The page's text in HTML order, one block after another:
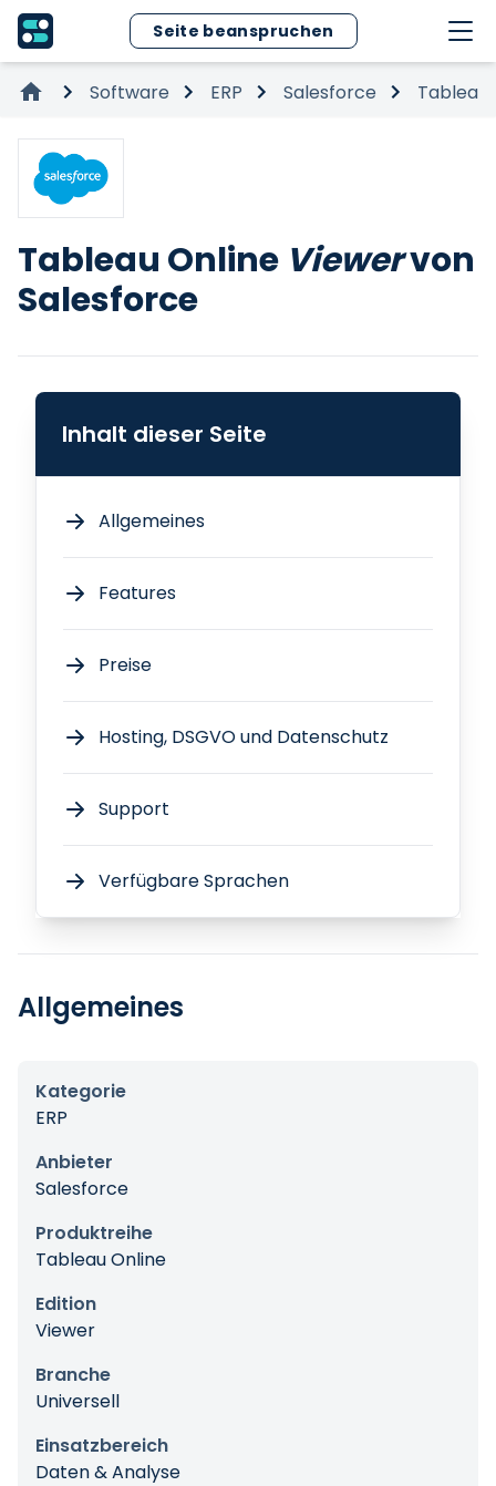
Seite beanspruchen
Software ERP Salesforce Tableau
Tableau Online Viewervon
Salesforce
Inhalt dieser Seite
Allgemeines
Features
Preise
Hosting, DSGVO und Datenschutz
Support
Verfügbare Sprachen
Allgemeines
Kategorie
ERP
Anbieter
Salesforce
Produktreihe
Tableau Online
Edition
Viewer
Branche
Universell
Einsatzbereich
Daten & Analyse